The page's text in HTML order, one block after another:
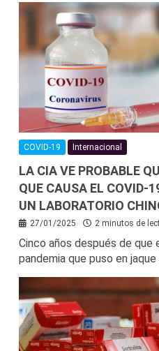
COVID-19 Internacional
LA CIA VE PROBABLE
QUE CAUSA EL COVID-
UN LABORATORIO
27/01/2025 2 minutos de
Cinco años después de que
pandemia que puso en